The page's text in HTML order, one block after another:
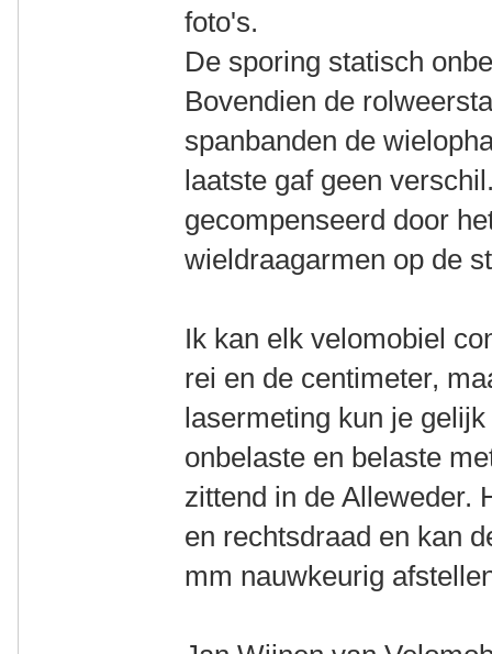
foto's.
De sporing statisch
Bovendien de
spanbanden de
laatste gaf geen
gecompenseerd door
wieldraagarmen op de
Ik kan elk velomobiel
rei en de centimeter,
lasermeting kun je
onbelaste en belaste
zittend in de Alleweder.
en rechtsdraad en kan
mm nauwkeurig